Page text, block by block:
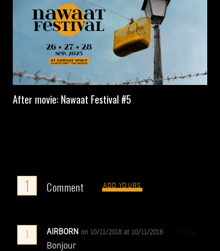
After movie: Nawaat Festival #5
1 Comment ADD YOURS
1 AIRBORN on 10/11/2018 at 10/11/2018
Bonjour